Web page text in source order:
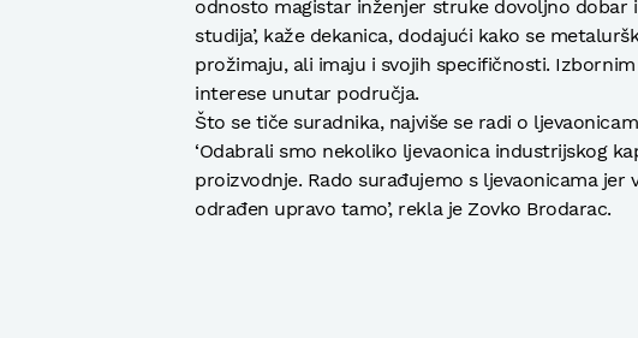
odnosto magistar inženjer struke dovoljno
studija’, kaže dekanica, dodajući kako se
prožimaju, ali imaju i svojih specifičnosti.
interese unutar područja.
Što se tiče suradnika, najviše se radi o
‘Odabrali smo nekoliko ljevaonica industrijskog
proizvodnje. Rado surađujemo s ljevaonicama
odrađen upravo tamo’, rekla je Zovko Brodarac.